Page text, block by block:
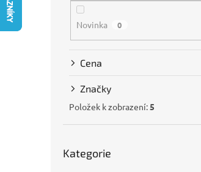
Novinka 0
Cena
Značky
Položek k zobrazení:5
kategorie
Kategorie